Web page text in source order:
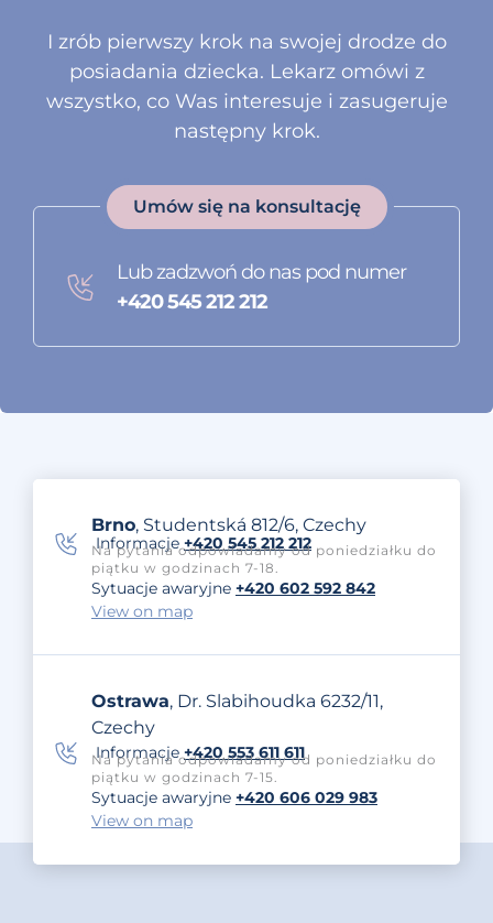
I zrób pierwszy krok na swojej drodze do
posiadania dziecka. Lekarz omówi z
wszystko, co Was interesuje i zasugeruje
następny krok.
Umów się na konsultację
Lub zadzwoń do nas pod numer
+420 545 212 212
Brno, Studentská 812/6, Czechy
Informacje+420 545 212 212
Na pytania odpowiadamy od poniedziałku do
piątku w godzinach 7-18.
Sytuacje awaryjne +420 602 592 842
View on map
Ostrawa, Dr. Slabihoudka 6232/11,
Czechy
Informacje+420 553 611 611
Na pytania odpowiadamy od poniedziałku do
piątku w godzinach 7-15.
Sytuacje awaryjne +420 606 029 983
View on map